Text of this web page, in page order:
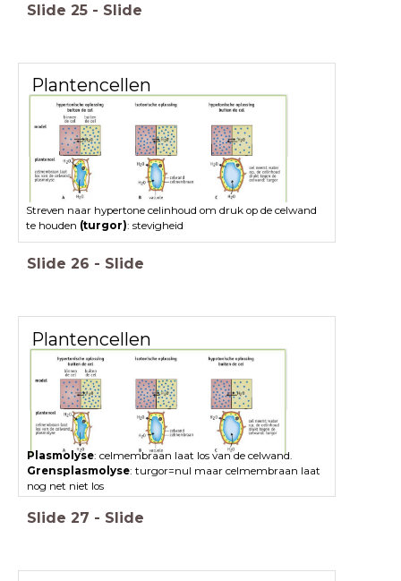
Slide 25 - Slide
Plantencellen
Streven naar hypertone celinhoud om druk op de celwand
te houden (turgor): stevigheid
Slide 26 - Slide
Plantencellen
Plasmolyse: celmembraan laat los van de celwand.
Grensplasmolyse: turgor=nul maar celmembraan laat
nog net niet los
Slide 27 - Slide